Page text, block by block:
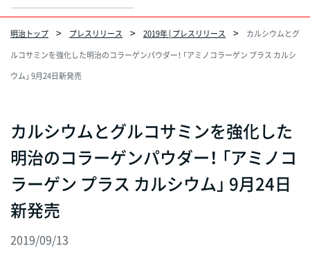
明治トップ プレスリリース 2019年 | プレスリリース
カルシウムとグ
ルコサミンを強化した明治のコラーゲンパウダー！ 「アミノコラーゲン プラス カルシ
ウム」 9月24日新発売
カルシウムとグルコサミンを強化した
明治のコラーゲンパウダー！ 「アミノコ
ラーゲン プラス カルシウム」 9月24日
新発売
2019/09/13